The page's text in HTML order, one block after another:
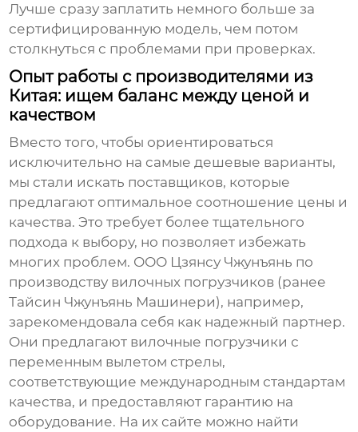
Лучше сразу заплатить немного больше за
сертифицированную модель, чем потом
столкнуться с проблемами при проверках.
Опыт работы с производителями из
Китая: ищем баланс между ценой и
качеством
Вместо того, чтобы ориентироваться
исключительно на самые дешевые варианты,
мы стали искать поставщиков, которые
предлагают оптимальное соотношение цены и
качества. Это требует более тщательного
подхода к выбору, но позволяет избежать
многих проблем. ООО Цзянсу Чжунъянь по
производству вилочных погрузчиков (ранее
Тайсин Чжунъянь Машинери), например,
зарекомендовала себя как надежный партнер.
Они предлагают вилочные погрузчики с
переменным вылетом стрелы,
соответствующие международным стандартам
качества, и предоставляют гарантию на
оборудование. На их сайте можно найти